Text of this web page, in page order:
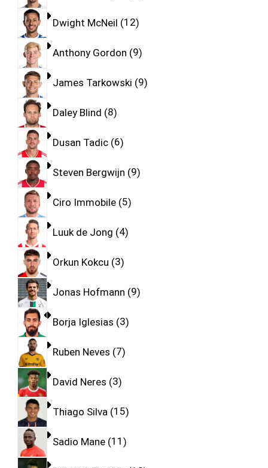
Dwight McNeil 12
Anthony Gordon 9
James Tarkowski 9
Daley Blind 8
Dusan Tadic 6
Steven Bergwijn 9
Ciro Immobile 5
Luuk de Jong 4
Orkun Kokcu 3
Jonas Hofmann 9
Borja Iglesias 3
Ruben Neves 7
David Neres 3
Thiago Silva 15
Sadio Mane 11